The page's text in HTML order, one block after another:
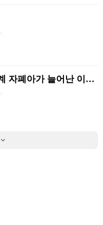
펌) 최근 전 세계 자폐아가 늘어난 이유가 뭔줄 알아?